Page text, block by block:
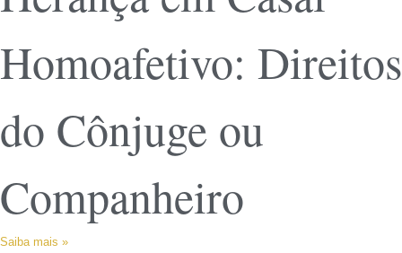
Homoafetivo: Direitos
do Cônjuge ou
Companheiro
Saiba mais »